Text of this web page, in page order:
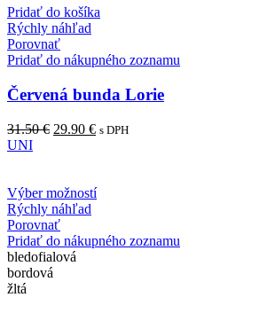
Pridať do košíka
Rýchly náhľad
Porovnať
Pridať do nákupného zoznamu
Červená bunda Lorie
31.50€ 29.90 € s DPH
UNI
Výber možností
Rýchly náhľad
Porovnať
Pridať do nákupného zoznamu
bledofialová
bordová
žltá